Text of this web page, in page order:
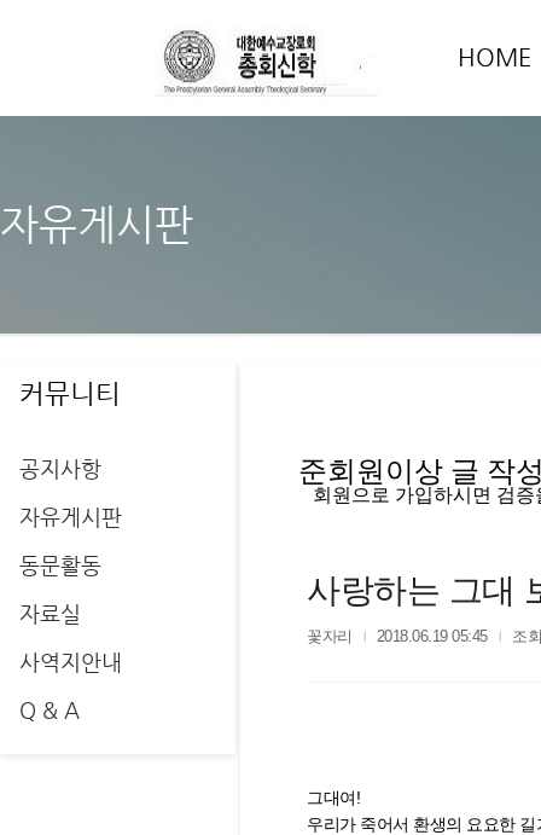
HOME
자유게시판
커뮤니티
공지사항
자유게시판
동문활동
자료실
사역지안내
Q & A
준회원이상 글 작
회원으로 가입하시면 검
사랑하는 그대
꽃자리 2018.06.19 05:45 조
그대여!
우리가 죽어서 환생의 요요한 길